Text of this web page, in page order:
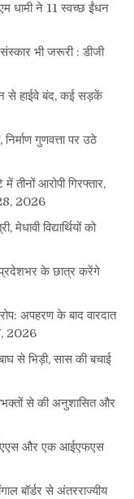
धामी ने 11 स्वच्छ ईंधन
भी जरूरी : डीजी
से हाईवे बंद, कई सड़कें
गुणवत्ता पर उठे
आरोपी गिरफ्तार,
2026
विद्यार्थियों को
प्रदेशभर के छात्र करेंगे
अपहरण के बाद वारदात
2026
से भिड़ी, सास की बचाई
से की अनुशासित और
और एक आईएफएस
बॉर्डर से अंतरराज्यीय